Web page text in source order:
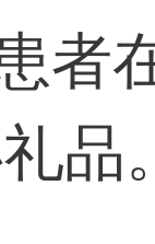
者
品。